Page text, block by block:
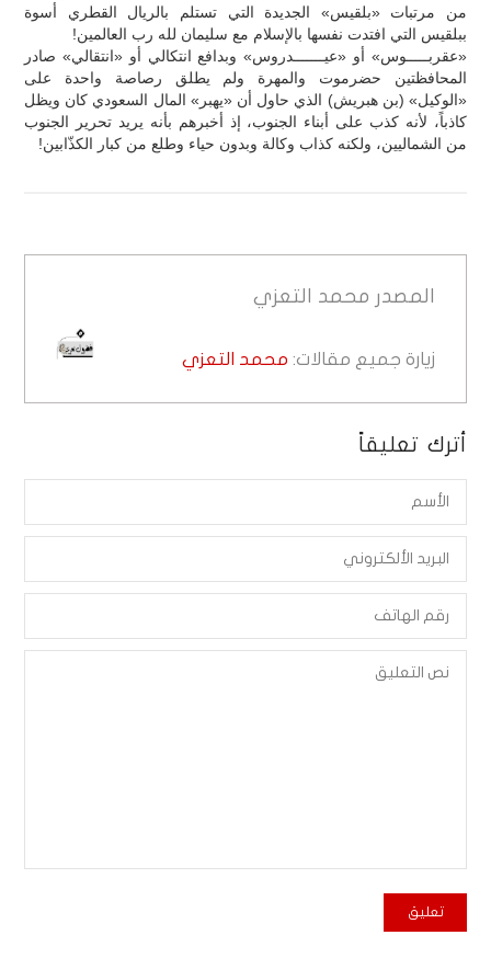
من مرتبات «بلقيس» الجديدة التي تستلم بالريال القطري أسوة
ببلقيس التي افتدت نفسها بالإسلام مع سليمان لله رب العالمين!
«عقربـــــوس» أو «عيـــــــدروس» وبدافع انتكالي أو «انتقالي» صادر
المحافظتين حضرموت والمهرة ولم يطلق رصاصة واحدة على
«الوكيل» (بن هبريش) الذي حاول أن «يهبر» المال السعودي كان ويظل
كاذباً، لأنه كذب على أبناء الجنوب، إذ أخبرهم بأنه يريد تحرير الجنوب
من الشماليين، ولكنه كذاب وكالة وبدون حياء وطلع من كبار الكذّابين!
المصدر محمد التعزي
زيارة جميع مقالات: محمد التعزي
أترك تعليقاً